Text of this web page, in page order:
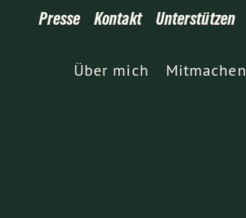
Presse Kontakt Unterstützen
Über mich Mitmachen